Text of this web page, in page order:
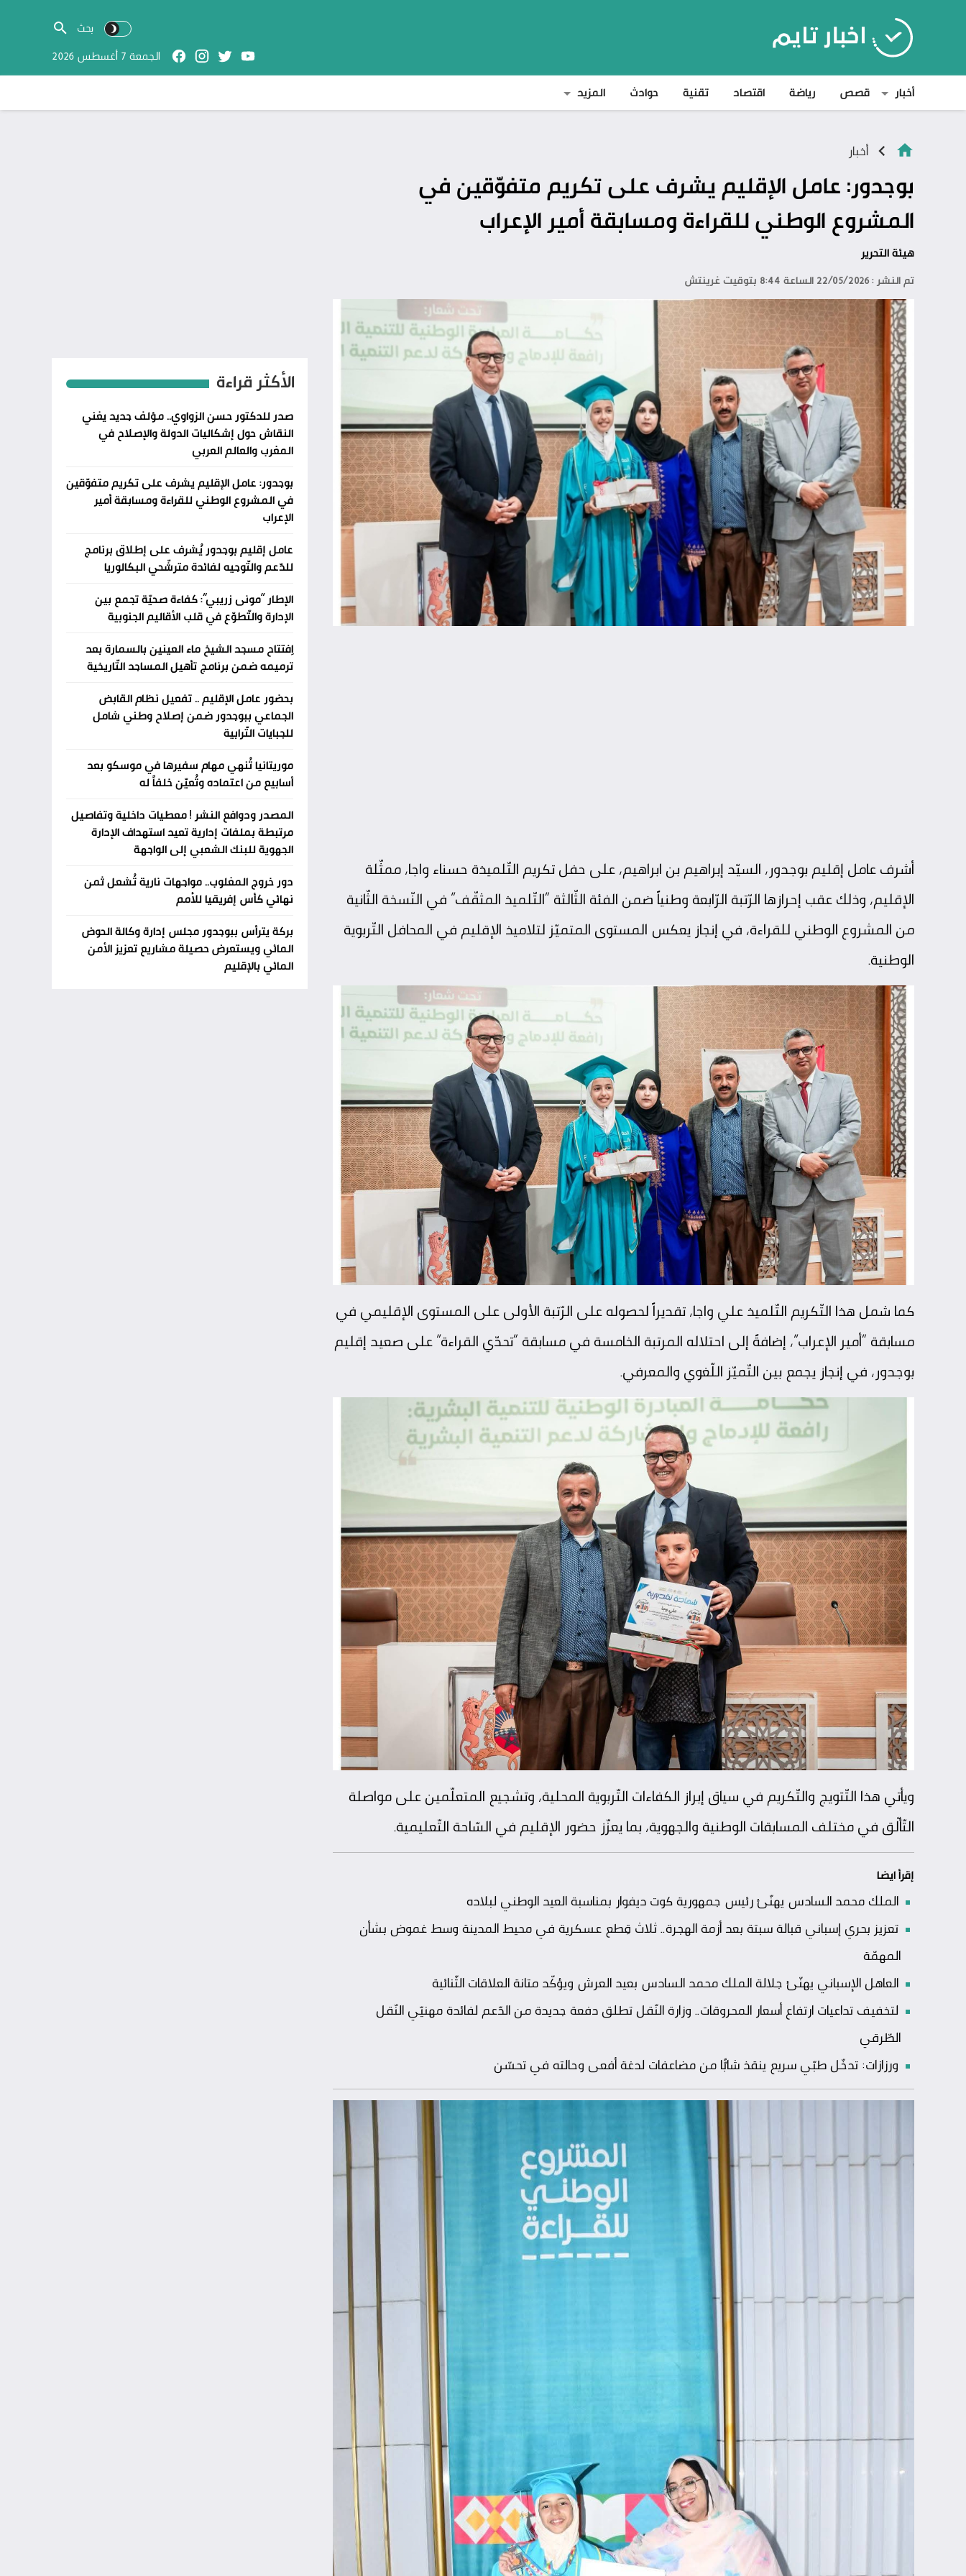
الجمعة 7 أغسطس 2026
أخبار
قصص رياضة اقتصاد تقنية حوادث المزيد
أخبار
بوجدور: عامل الإقليم يشرف على تكريم متفوّقين في
المشروع الوطني للقراءة ومسابقة أمير الإعراب
هيئة التحرير
تم النشر : 22/05/2026 الساعة 8:44 بتوقيت غرينتش
أشرف عامل إقليم بوجدور، السيّد إبراهيم بن ابراهيم، على حفل تكريم التّلميذة حسناء واجا، ممثّلة
الإقليم، وذلك عقب إحرازها الرّتبة الرّابعة وطنياً ضمن الفئة الثّالثة “التّلميذ المثقّف” في النّسخة الثّانية
من المشروع الوطني للقراءة، في إنجاز يعكس المستوى المتميّز لتلاميذ الإقليم في المحافل التّربوية
الوطنية.
كما شمل هذا التّكريم التّلميذ علي واجا، تقديراً لحصوله على الرّتبة الأولى على المستوى الإقليمي في
مسابقة “أمير الإعراب”، إضافةً إلى احتلاله المرتبة الخامسة في مسابقة “تحدّي القراءة” على صعيد إقليم
بوجدور، في إنجاز يجمع بين التّميّز اللّغوي والمعرفي.
ويأتي هذا التّتويج والتّكريم في سياق إبراز الكفاءات التّربوية المحلية، وتشجيع المتعلّمين على مواصلة
التّألّق في مختلف المسابقات الوطنية والجهوية، بما يعزّز حضور الإقليم في السّاحة التّعليمية.
إقرأ ايضا
الملك محمد السادس يهنّئ رئيس جمهورية كوت ديفوار بمناسبة العيد الوطني لبلاده
تعزيز بحري إسباني قبالة سبتة بعد أزمة الهجرة.. ثلاث قِطع عسكرية في محيط المدينة وسط غموض بشأن
المهمّة
العاهل الإسباني يهنّئ جلالة الملك محمد السادس بعيد العرش ويؤكّد متانة العلاقات الثّنائية
لتخفيف تداعيات ارتفاع أسعار المحروقات.. وزارة النّقل تطلق دفعة جديدة من الدّعم لفائدة مهنيّي النّقل
الطّرقي
ورزازات: تدخّل طبّي سريع ينقذ شابًّا من مضاعفات لدغة أفعى وحالته في تحسّن
الأكثر قراءة
صدر للدكتور حسن الزواوي.. مؤلف جديد يغني
النقاش حول إشكاليات الدولة والإصلاح في
المغرب والعالم العربي
بوجدور: عامل الإقليم يشرف على تكريم متفوّقين
في المشروع الوطني للقراءة ومسابقة أمير
الإعراب
عامل إقليم بوجدور يُشرف على إطلاق برنامج
للدّعم والتّوجيه لفائدة مترشّحي البكالوريا
الإطار “مونى زريبي”: كفاءة صحيّة تجمع بين
الإدارة والتّطوّع في قلب الأقاليم الجنوبية
اِفتتاح مسجد الشيخ ماء العينين بالسمارة بعد
ترميمه ضمن برنامج تأهيل المساجد التّاريخية
بحضور عامل الإقليم .. تفعيل نظام القابض
الجماعي ببوجدور ضمن إصلاح وطني شامل
للجبايات التّرابية
موريتانيا تُنهي مهام سفيرها في موسكو بعد
أسابيع من اعتماده وتُعيّن خلفاً له
المصدر ودوافع النشر ! معطيات داخلية وتفاصيل
مرتبطة بملفات إدارية تعيد استهداف الإدارة
الجهوية للبنك الشعبي إلى الواجهة
دور خروج المغلوب.. مواجهات نارية تُشعل ثمن
نهائي كأس إفريقيا للأمم
بركة يترأس ببوجدور مجلس إدارة وكالة الحوض
المائي ويستعرض حصيلة مشاريع تعزيز الأمن
المائي بالإقليم